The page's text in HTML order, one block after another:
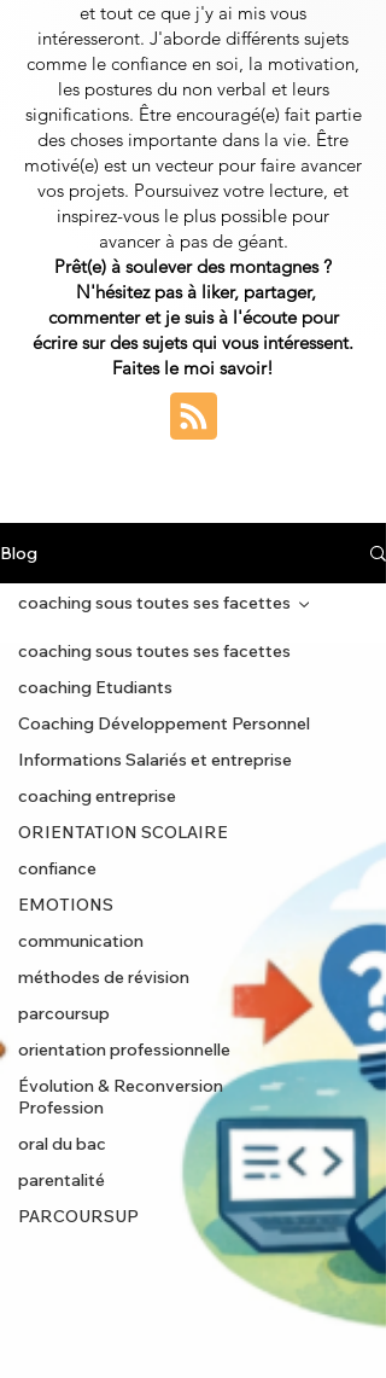
et tout ce que j'y ai mis vous
intéresseront. J'aborde différents sujets
comme le confiance en soi, la motivation,
les postures du non verbal et leurs
significations. Être encouragé(e) fait partie
des choses importante dans la vie. Être
motivé(e) est un vecteur pour faire avancer
vos projets. Poursuivez votre lecture, et
inspirez-vous le plus possible pour
avancer à pas de géant.
Prêt(e) à soulever des montagnes ?
N'hésitez pas à liker, partager,
commenter et je suis à l'écoute pour
écrire sur des sujets qui vous intéressent.
Faites le moi savoir!
Blog
coaching sous toutes ses facettes
coaching Etudiants
Coaching Développement Personnel
Informations Salariés et entreprise
coaching entreprise
ORIENTATION SCOLAIRE
confiance
EMOTIONS
communication
méthodes de révision
parcoursup
orientation professionnelle
Évolution & Reconversion
Profession
oral du bac
parentalité
PARCOURSUP
coaching sous toutes ses facettes